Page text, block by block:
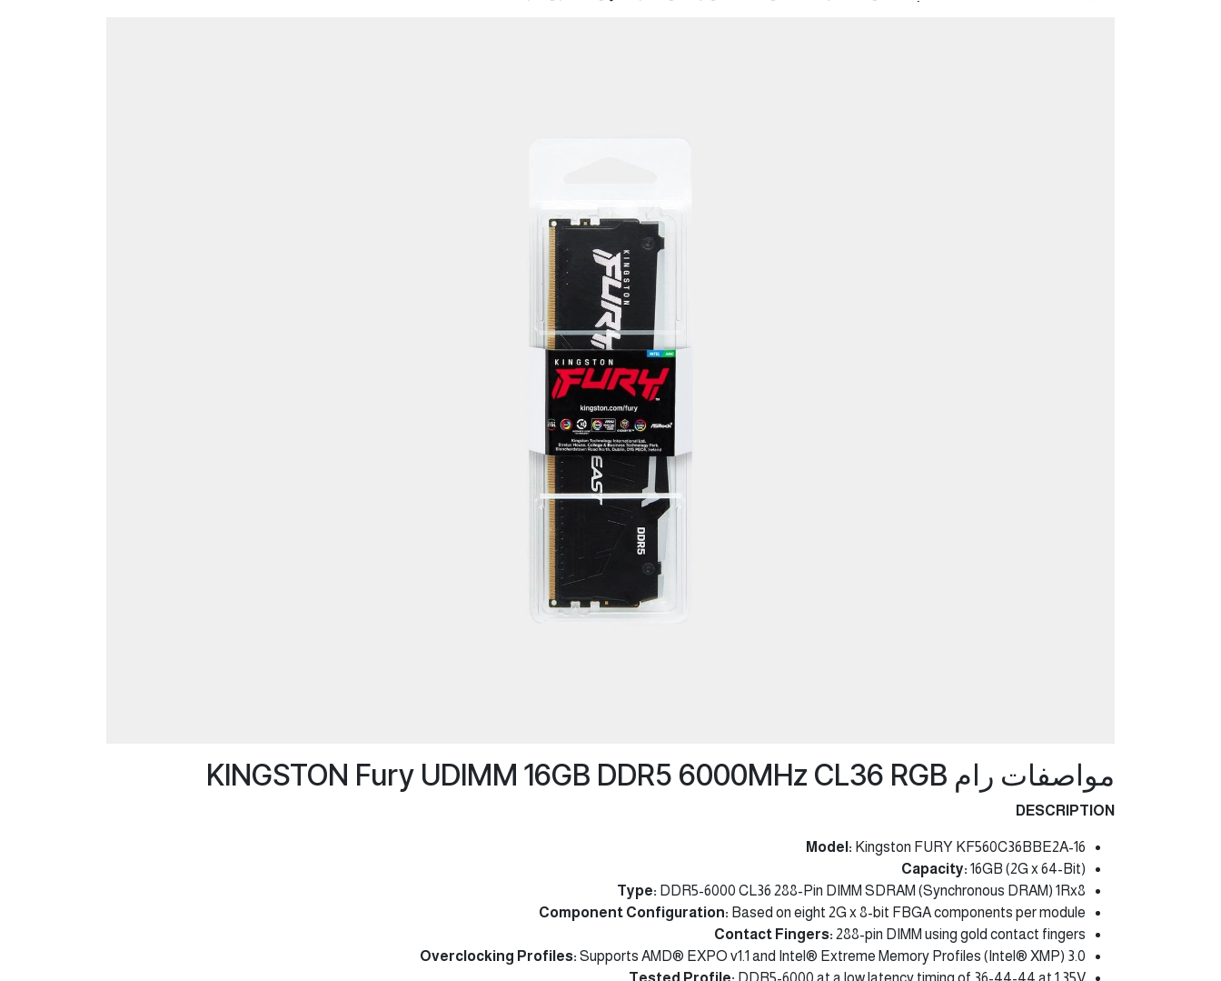
مواصفات رام KINGSTON Fury UDIMM 16GB DDR5 6000MHz CL36 RGB
DESCRIPTION
Model: Kingston FURY KF560C36BBE2A-16
Capacity: 16GB (2G x 64-Bit)
Type: DDR5-6000 CL36 288-Pin DIMM SDRAM (Synchronous DRAM) 1Rx8
Component Configuration: Based on eight 2G x 8-bit FBGA components per module
Contact Fingers: 288-pin DIMM using gold contact fingers
Overclocking Profiles: Supports AMD® EXPO v1.1 and Intel® Extreme Memory Profiles (Intel® XMP) 3.0
Tested Profile: DDR5-6000 at a low latency timing of 36-44-44 at 1.35V